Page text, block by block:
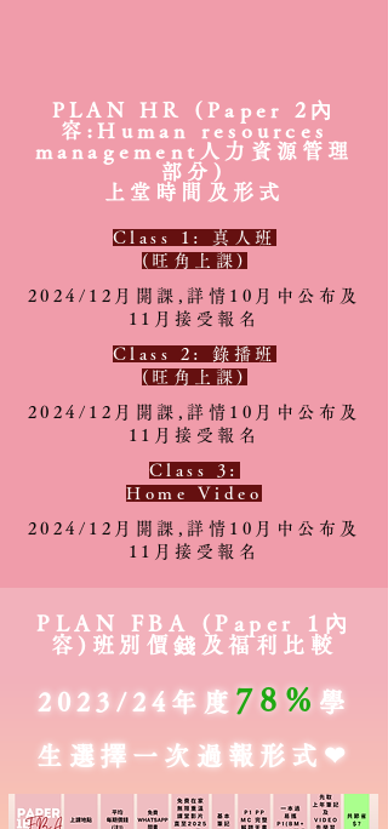
PLAN HR (Paper 2內
容:Human resources
management人力資源管理
部分)
上堂時間及形式
Class 1: 真人班
(旺角上課)
2024/12月開課,詳情10月中公布及
11月接受報名
Class 2: 錄播班
(旺角上課)
2024/12月開課,詳情10月中公布及
11月接受報名
Class 3:
Home Video
2024/12月開課,詳情10月中公布及
11月接受報名
PLAN FBA (Paper 1內
容)班別價錢及福利比較
2023/24年度 78% 學
生選擇一次過報形式❤